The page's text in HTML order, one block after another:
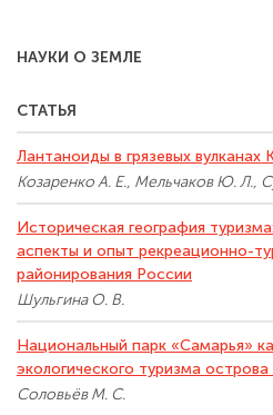
НАУКИ О ЗЕМЛЕ
СТАТЬЯ
Лантаноиды в грязевых вулканах
Козаренко А. Е., Мельчаков Ю. Л.,
Историческая география
аспекты и опыт рекреационно-
районирования России
Шульгина О. В.
Национальный парк «Самарья»
экологического туризма острова
Соловьёв М. С.